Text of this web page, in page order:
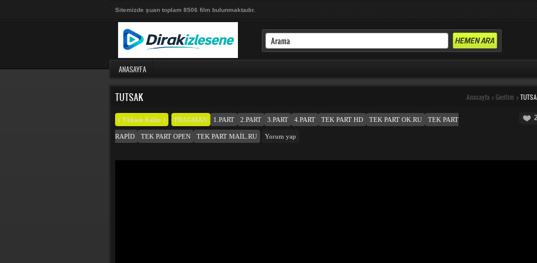
Sitemizde şuan toplam 8506 film bulunmaktadır.
ANASAYFA
TUTSAK Anasayfa > Gerilim >
( Yüksek Kalite ) FRAGMAN 1.PART 2.PART 3.PART 4.PART TEK PART HD TEK PART OK.RU TEK PART
RAPID TEK PART OPEN TEK PART MAIL.RU Yorum yap